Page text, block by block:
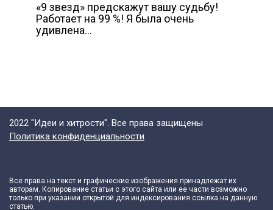
«9 звезд» предскажут вашу судьбу!
Работает на 99 %! Я была очень
удивлена…
2022 "Идеи и хитрости". Все права защищены
Политика конфиденциальности
Все права на текст и графические изображения принадлежат их
авторам. Копирование статьи с этого сайта или ее части возможно
только при указании открытой для индексирования ссылка на данную
статью.